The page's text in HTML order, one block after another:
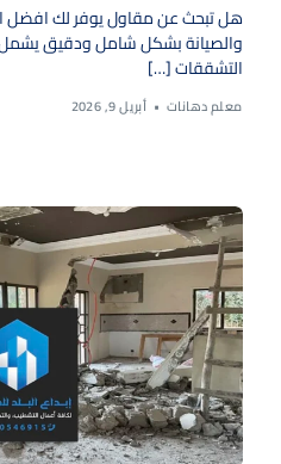
هل تبحث عن مقاول يوفر لك افضل
والصيانة بشكل شامل ودقيق يشمل
التشققات […]
معلم دهانات أبريل 9, 2026